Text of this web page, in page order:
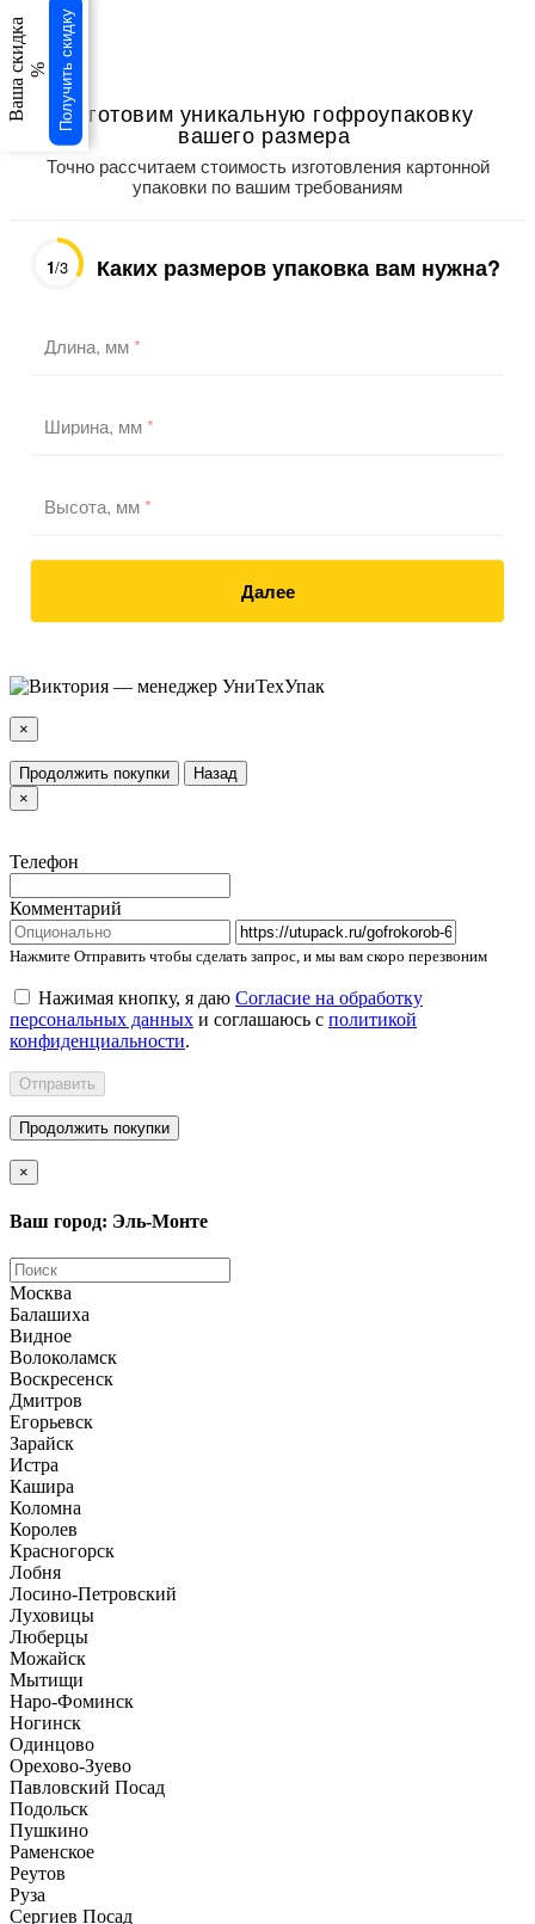
свернуть
×
×
Изготовим уникальную гофроупаковку
вашего размера
Точно рассчитаем стоимость изготовления картонной
упаковки по вашим требованиям
1/3 Каких размеров упаковка вам нужна?
Длина, мм*
Ширина, мм*
Высота, мм*
Далее
×
Продолжить покупки
Назад
×
Телефон
Комментарий
Нажмите Отправить чтобы сделать запрос, и мы вам скоро перезвоним
Нажимая кнопку, я даю Согласие на обработку
персональных данных и соглашаюсь с политикой
конфиденциальности.
Отправить
Продолжить покупки
Ваша скидка % Получить скидку
×
Ваш город: Эль-Монте
Москва
Балашиха
Видное
Волоколамск
Воскресенск
Дмитров
Егорьевск
Зарайск
Истра
Кашира
Коломна
Королев
Красногорск
Лобня
Лосино-Петровский
Луховицы
Люберцы
Можайск
Мытищи
Наро-Фоминск
Ногинск
Одинцово
Орехово-Зуево
Павловский Посад
Подольск
Пушкино
Раменское
Реутов
Руза
Сергиев Посад